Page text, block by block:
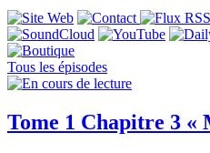
Tous les épisodes
Tome 1 Chapitre 3 «